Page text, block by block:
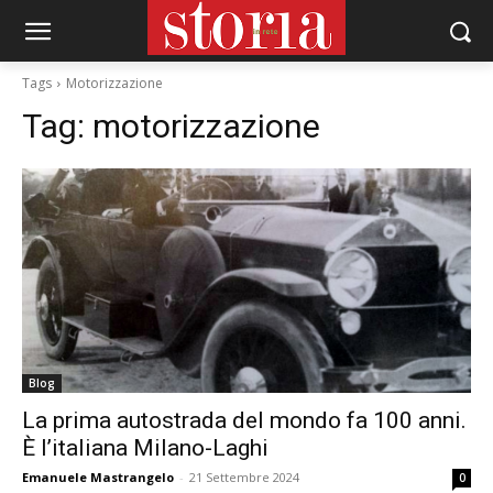
Tags Motorizzazione
Tag: motorizzazione
Blog
La prima autostrada del mondo fa 100 anni.
È l’italiana Milano-Laghi
Emanuele Mastrangelo - 21 Settembre 2024 0